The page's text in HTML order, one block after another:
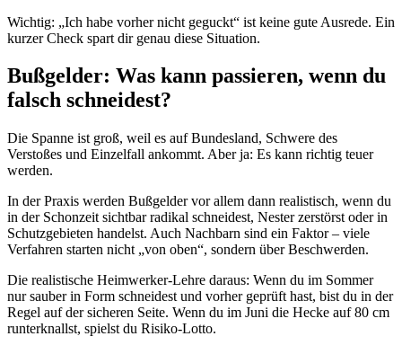
Wichtig: „Ich habe vorher nicht geguckt“ ist keine gute Ausrede. Ein
kurzer Check spart dir genau diese Situation.
Bußgelder: Was kann passieren, wenn du
falsch schneidest?
Die Spanne ist groß, weil es auf Bundesland, Schwere des
Verstoßes und Einzelfall ankommt. Aber ja: Es kann richtig teuer
werden.
In der Praxis werden Bußgelder vor allem dann realistisch, wenn du
in der Schonzeit sichtbar radikal schneidest, Nester zerstörst oder in
Schutzgebieten handelst. Auch Nachbarn sind ein Faktor – viele
Verfahren starten nicht „von oben“, sondern über Beschwerden.
Die realistische Heimwerker-Lehre daraus: Wenn du im Sommer
nur sauber in Form schneidest und vorher geprüft hast, bist du in der
Regel auf der sicheren Seite. Wenn du im Juni die Hecke auf 80 cm
runterknallst, spielst du Risiko-Lotto.